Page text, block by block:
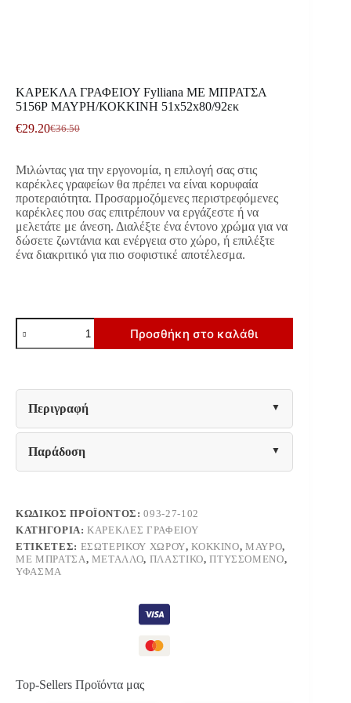
ΚΑΡΕΚΛΑ ΓΡΑΦΕΙΟΥ Fylliana ΜΕ ΜΠΡΑΤΣΑ
5156Ρ ΜΑΥΡΗ/ΚΟΚΚΙΝΗ 51x52x80/92εκ
€36.50
Original
€36.50.
€29.20Η
είναι:
€29.20.
Μιλώντας για την εργονομία, η επιλογή σας στις
καρέκλες γραφείων θα πρέπει να είναι κορυφαία
προτεραιότητα. Προσαρμοζόμενες περιστρεφόμενες
καρέκλες που σας επιτρέπουν να εργάζεστε ή να
μελετάτε με άνεση. Διαλέξτε ένα έντονο χρώμα για να
δώσετε ζωντάνια και ενέργεια στο χώρο, ή επιλέξτε
ένα διακριτικό για πιο σοφιστικέ αποτέλεσμα.
ΚΑΡΕΚΛΑ
ΓΡΑΦΕΙΟΥ
Fylliana
5156Ρ
ΜΑΥΡΗ/
ΚΟΚΚΙΝΗ
51x52x80/92εκ
ποσότητα
Προσθήκη στο καλάθι
Περιγραφή
Παράδοση
ΚΩΔΙΚΌΣ ΠΡΟΪΌΝΤΟΣ:093-27-102
ΚΑΤΗΓΟΡΊΑ:ΚΑΡΈΚΛΕΣ ΓΡΑΦΕΊΟΥ
ΕΤΙΚΈΤΕΣ: ΕΣΩΤΕΡΙΚΟΎ ΧΏΡΟΥ,ΚΌΚΚΙΝΟ,ΜΑΎΡΟ,
ΜΕ ΜΠΡΆΤΣΑ, ΜΈΤΑΛΛΟ, ΠΛΑΣΤΙΚΌ,ΠΤΥΣΣΌΜΕΝΟ,
ΎΦΑΣΜΑ
Top-Sellers Προϊόντα μας